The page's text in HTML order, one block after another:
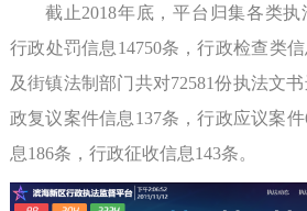
截止2018年底，平台归集各类执
行政处罚信息14750条，行政检查类
及街镇法制部门共对72581份执法文
政复议案件信息137条，行政应议案
息186条，行政征收信息143条。